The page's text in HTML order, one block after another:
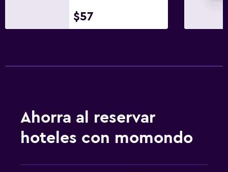
Actividades
$57
Ahorra al reservar
hoteles con momondo